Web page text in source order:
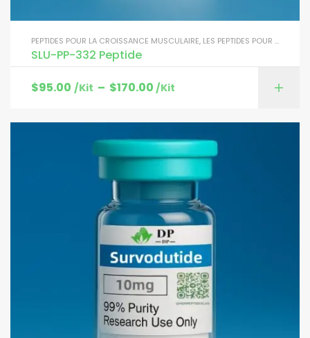
PEPTIDES POUR LA CROISSANCE MUSCULAIRE, LES PEPTIDES POUR LA PERTE DE POIDS
SLU-PP-332 Peptide
$95.00 /Kit – $170.00 /Kit